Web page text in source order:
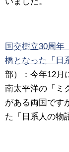
国交樹立30周年
橋となった「日
部）：今年12月
南太平洋の「ミ
がある両国です
た「日系人の物